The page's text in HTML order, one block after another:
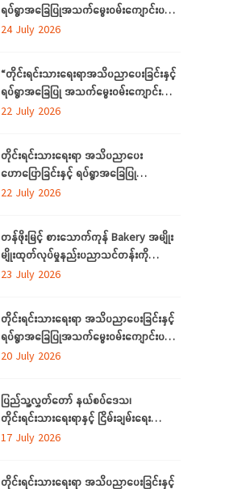
ရပ်ရွာအခြေပြုအသက်မွေးဝမ်းကျောင်းပညာ
လိုအပ်ချက်တို့ကို ဆန်းစစ်စီမံခြင်းအစီအစဉ်
ပြုလုပ်
24 July 2026
“တိုင်းရင်းသားရေးရာအသိပညာပေးခြင်းနှင့်
ရပ်ရွာအခြေပြု အသက်မွေးဝမ်းကျောင်း
ပညာလိုအပ်ချက် ဆန်းစစ်စီမံခြင်း
ကို ရန်ကုန်တိုင်းဒေသကြီးတွင် ကျင်းပပြုလုပ်
22 July 2026
တိုင်းရင်းသားရေးရာ အသိပညာပေး
ဟောပြောခြင်းနှင့် ရပ်ရွာအခြေပြု
အသက်မွေးဝမ်းကျောင်း ပညာလိုအပ်ချက်တို့
မွန်ပြည်နယ်တွင် ကျင်းပပြုလုပ်
22 July 2026
တန်ဖိုးမြင့် စားသောက်ကုန် Bakery အမျိုး
မျိုးထုတ်လုပ်မှုနည်းပညာသင်တန်းကို
စစ်ကိုင်းတိုင်းဒေသကြီး၊ လဟယ်မြို့၌ ဖွင့်လှစ်
23 July 2026
တိုင်းရင်းသားရေးရာ အသိပညာပေးခြင်းနှင့်
ရပ်ရွာအခြေပြုအသက်မွေးဝမ်းကျောင်းပညာ
လိုအပ်ချက်များကို ဆန်းစစ်စီမံခြင်း
ပြုလုပ်
20 July 2026
ပြည်သူ့လွှတ်တော် နယ်စပ်ဒေသ၊
တိုင်းရင်းသားရေးရာနှင့် ငြိမ်းချမ်းရေး
ကော်မတီနှင့် တိုင်းရင်းသားလူမျိုးများရေးရာ
17 July 2026
တိုင်းရင်းသားရေးရာ အသိပညာပေးခြင်းနှင့်